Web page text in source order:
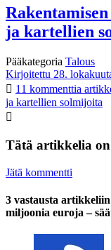
ja kartellien
Pääkategoria Talous
Kirjoitettu 28.
11 kommenttia
ja kartellien solmijoita
Tätä artikkelia
Jätä kommentti
3 vastausta
miljoonia euroja –